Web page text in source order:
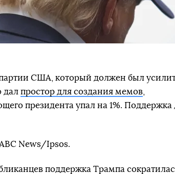
США, который должен был
дал простор для создания мемов
президента упал на 1%.
News/Ipsos.
поддержка Трампа